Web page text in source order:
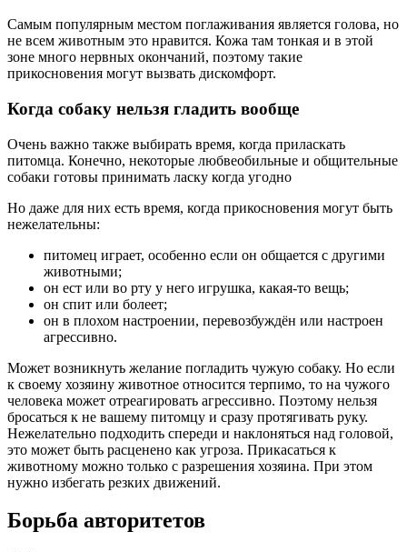
Самым популярным местом поглаживания является голова, но
не всем животным это нравится. Кожа там тонкая и в этой
зоне много нервных окончаний, поэтому такие
прикосновения могут вызвать дискомфорт.
Когда собаку нельзя гладить вообще
Очень важно также выбирать время, когда приласкать
питомца. Конечно, некоторые любвеобильные и общительные
собаки готовы принимать ласку когда угодно
Но даже для них есть время, когда прикосновения могут быть
нежелательны:
питомец играет, особенно если он общается с другими
животными;
он ест или во рту у него игрушка, какая-то вещь;
он спит или болеет;
он в плохом настроении, перевозбуждён или настроен
агрессивно.
Может возникнуть желание погладить чужую собаку. Но если
к своему хозяину животное относится терпимо, то на чужого
человека может отреагировать агрессивно. Поэтому нельзя
бросаться к не вашему питомцу и сразу протягивать руку.
Нежелательно подходить спереди и наклоняться над головой,
это может быть расценено как угроза. Прикасаться к
животному можно только с разрешения хозяина. При этом
нужно избегать резких движений.
Борьба авторитетов